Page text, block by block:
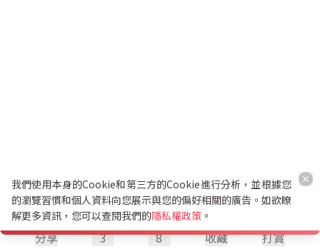
分享 3 8 收藏 打賞
我們使用本身的Cookie和第三方的Cookie進行分析，並根據您
的瀏覽習慣和個人資料向您展示與您的偏好相關的廣告。如欲瞭
解更多資訊，您可以查閱我們的隱私權政策 。